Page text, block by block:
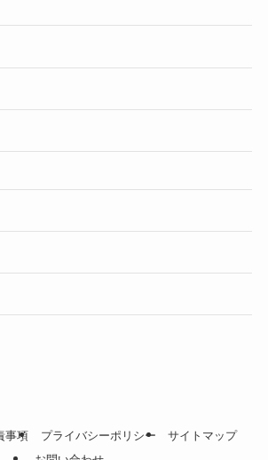
事項 プライバシーポリシー
サイトマップ